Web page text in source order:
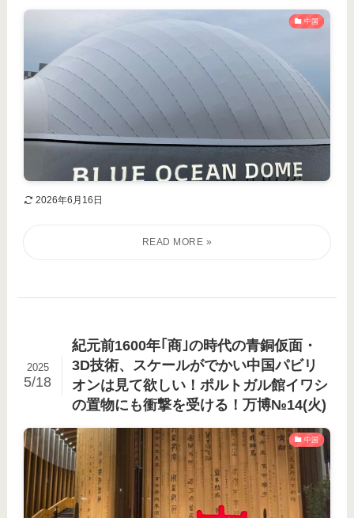
中国
2026年6月16日
紀元前1600年｢商｣の時代の青銅仮面・
3D技術、スケールがでかい中国パビリ
オンは見て欲しい！ポルトガル館イワシ
の置物にも衝撃を受ける！万博№14(火)
2025
5/18
中国